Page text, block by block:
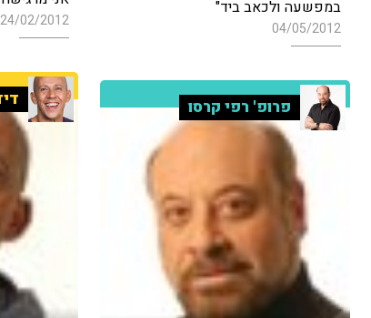
במפשעה ולכאב ביד"
04/05/2012
24/02/2012
פרופ' רפי קרסו